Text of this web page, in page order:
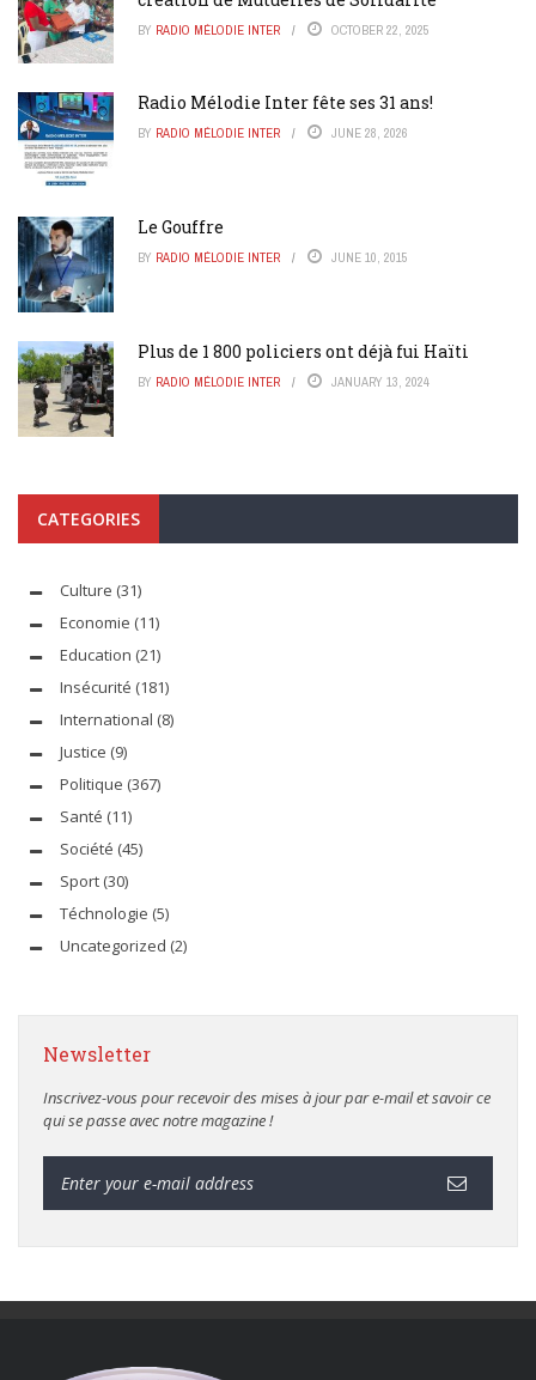
BY RADIO MÉLODIE INTER OCTOBER 22, 2025
Radio Mélodie Inter fête ses 31 ans!
BY RADIO MÉLODIE INTER JUNE 28, 2026
Le Gouffre
BY RADIO MÉLODIE INTER JUNE 10, 2015
Plus de 1 800 policiers ont déjà fui Haïti
BY RADIO MÉLODIE INTER JANUARY 13, 2024
CATEGORIES
Culture (31)
Economie (11)
Education (21)
Insécurité (181)
International (8)
Justice (9)
Politique (367)
Santé (11)
Société (45)
Sport (30)
Téchnologie (5)
Uncategorized (2)
Newsletter
Inscrivez-vous pour recevoir des mises à jour par e-mail et savoir ce
qui se passe avec notre magazine !